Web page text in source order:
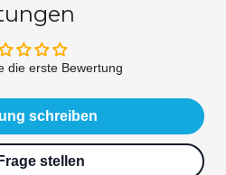
die erste Bewertung
schreiben
stellen